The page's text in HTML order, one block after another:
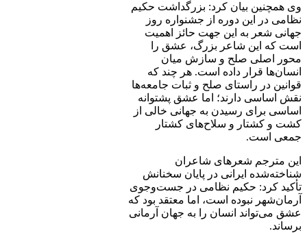
وی همچنین بیان کرد: بزرگداشت حکیم
نظامی در این دوره از جشنواره روز
جهانی شعر به این جهت حائز اهمیت
است که این شاعر بزرگ، عشق را
محور اصلی صلح و سازش میان
انسان‌ها قرار داده است. هر چند که
قوانین در راستای صلح و ثبات جامعه‌ها
نقش اساسی دارند؛ اما عشق پشتوانه
اساسی برای رسیدن به جهانی خالی از
کشت و کشتار و سلاح‌های کشتار
جمعی است.
این مترجم شعرهای شاعران
شناخته‌شده ایرانی در پایان سخنانش
تأکید کرد: حکیم نظامی در جست‌وجوی
آرمان‌شهر نبوده است، اما معتقد بود که
عشق می‌تواند انسان را به جهان آرمانی
برساند.